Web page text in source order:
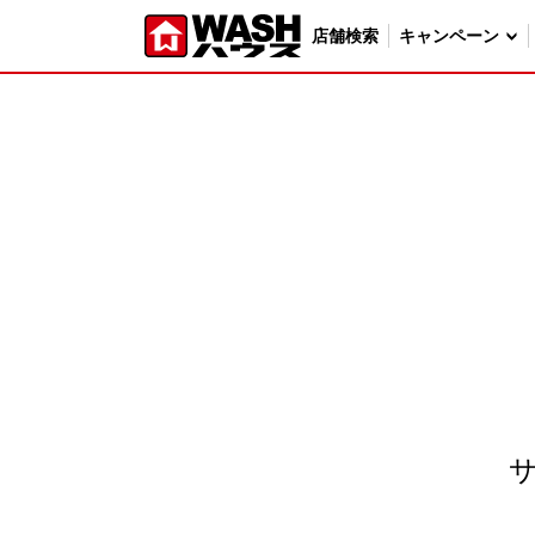
店舗検索 キャンペーン